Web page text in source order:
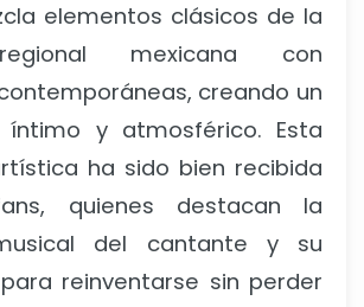
elementos clásicos de la
mexicana con
creando un
y atmosférico. Esta
ha sido bien recibida
quienes destacan la
del cantante y su
reinventarse sin perder